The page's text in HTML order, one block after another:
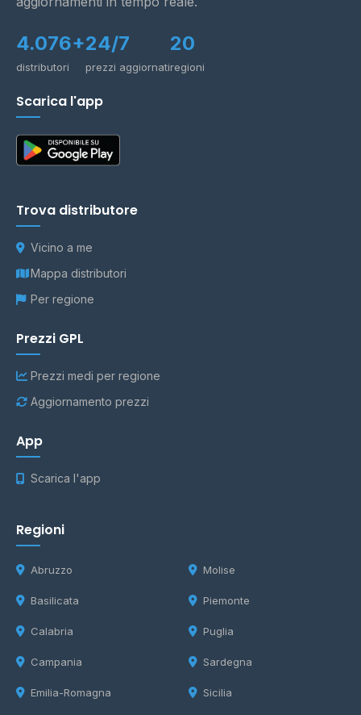
4.076+
distributori
24/7
prezzi aggiornati
20
regioni
Scarica l'app
Trova distributore
Vicino a me
Mappa distributori
Per regione
Prezzi GPL
Prezzi medi per regione
Aggiornamento prezzi
App
Scarica l'app
Regioni
Abruzzo
Basilicata
Calabria
Campania
Emilia-Romagna
Molise
Piemonte
Puglia
Sardegna
Sicilia